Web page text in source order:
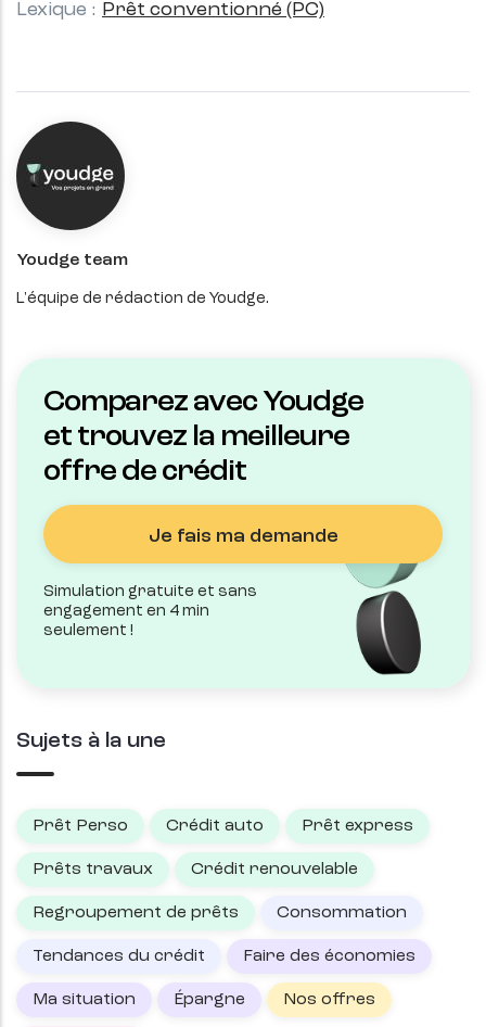
Lexique Prêt conventionné (PC)
Youdge team
L'équipe de rédaction de Youdge.
Comparez avec Youdge
et trouvez la meilleure
offre de crédit
Je fais ma demande
Simulation gratuite et sans
engagement en 4 min
seulement !
Sujets à la une
Prêt Perso Crédit auto Prêt express
Prêts travaux Crédit renouvelable
Regroupement de prêts Consommation
Tendances du crédit Faire des économies
Ma situation Épargne Nos offres